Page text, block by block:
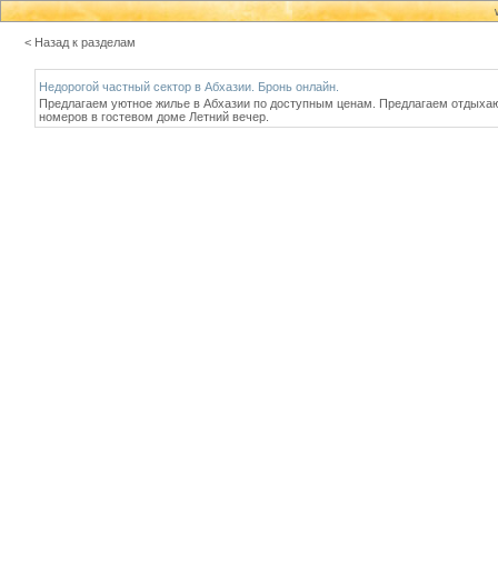
< Назад к разделам
Недорогой частный сектор в Абхазии. Бронь онлайн.
Предлагаем уютное жилье в Абхазии по доступным ценам. Предлагаем
номеров в гостевом доме Летний вечер.